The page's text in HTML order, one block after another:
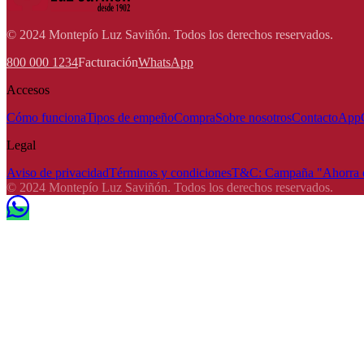
© 2024 Montepío Luz Saviñón. Todos los derechos reservados.
800 000 1234FacturaciónWhatsApp
Accesos
Cómo funcionaTipos de empeñoCompraSobre nosotrosContactoApp
Legal
Aviso de privacidadTérminos y condicionesT&C: Campaña "Ahorra
© 2024 Montepío Luz Saviñón. Todos los derechos reservados.